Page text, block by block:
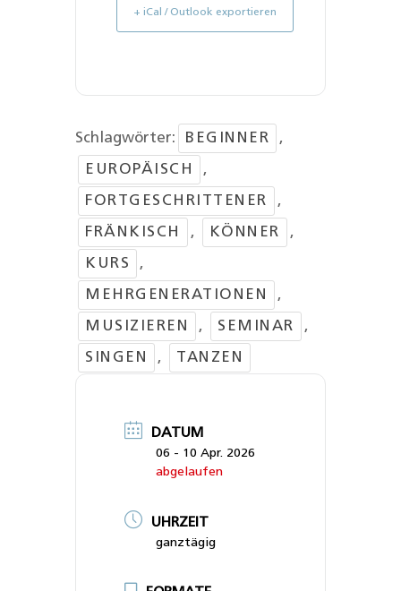
+ iCal / Outlook exportieren
Schlagwörter: BEGINNER ,
EUROPÄISCH ,
FORTGESCHRITTENER ,
FRÄNKISCH , KÖNNER ,
KURS ,
MEHRGENERATIONEN ,
MUSIZIEREN , SEMINAR ,
SINGEN , TANZEN
DATUM
06 - 10 Apr. 2026
abgelaufen
UHRZEIT
ganztägig